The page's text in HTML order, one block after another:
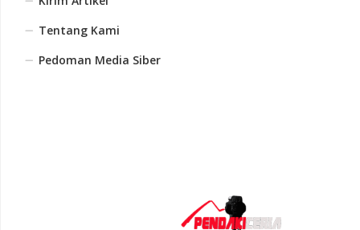
Tentang Kami
Pedoman Media Siber